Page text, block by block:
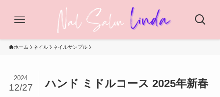
ホーム ネイル ネイルサンプル
ハンド ミドルコース 2025年新春
2024
12/27